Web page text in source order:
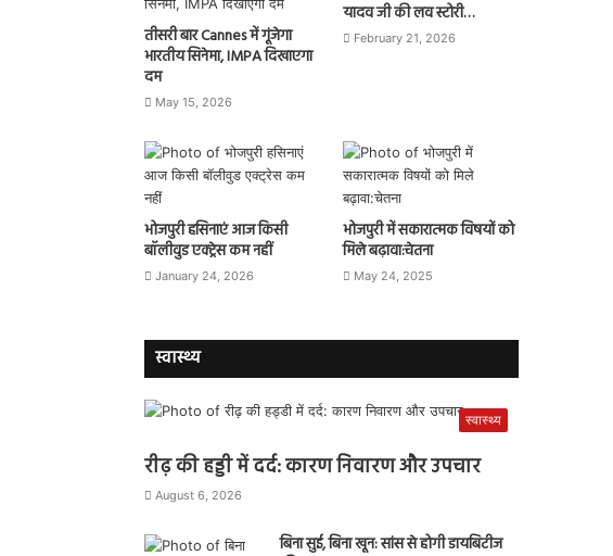
तीसरी बार Cannes में गूंजेगा
भारतीय सिनेमा, IMPA दिखाएगा
दम
May 15, 2026
यादव जी की लव स्टोरी…
February 21, 2026
भोजपुरी हसिनाएं आज किसी
बॉलीवुड एक्ट्रेस कम नहीं
January 24, 2026
भोजपुरी में सकारात्मक विषयों को
मिले बढ़ावा:चेतना
May 24, 2025
स्वास्थ्य
स्वास्थ्य
रीढ़ की हड्डी में दर्द: कारण निवारण और उपचार
August 6, 2026
बिना सुई, बिना खून: सांस से होगी डायबिटीज